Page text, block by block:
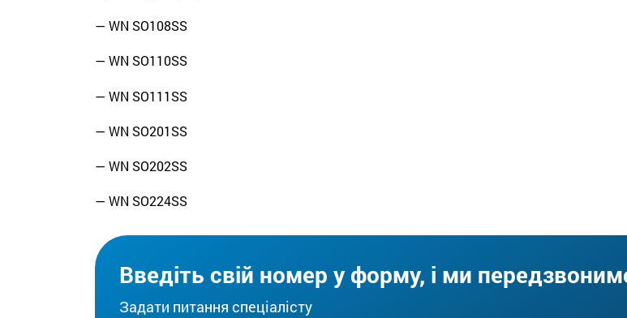
— WN SO108SS
— WN SO110SS
— WN SO111SS
— WN SO201SS
— WN SO202SS
— WN SO224SS
Введіть свій номер у форму, і ми
Задати питання спеціалісту